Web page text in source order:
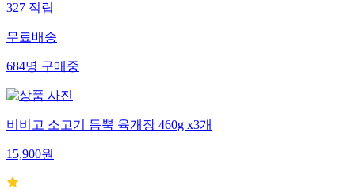
327 적립
무료배송
684명 구매중
비비고 소고기 듬뿍 육개장 460g x3개
15,900원